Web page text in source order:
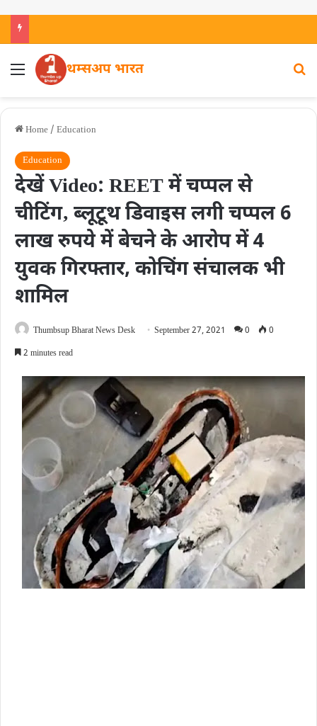
थम्सअप भारत
Home / Education
Education
देखें Video: REET में चप्पल से
चीटिंग‚ ब्लूटूथ डिवाइस लगी चप्पल 6
लाख रुपये में बेचने के आरोप में 4
युवक गिरफ्तार, कोचिंग संचालक भी
शामिल
Thumbsup Bharat News Desk September 27, 2021 0
0
2 minutes read